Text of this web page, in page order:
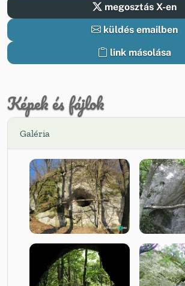
megosztás X-en
küldés emailben
link másolása
Képek és fájlok
Galéria